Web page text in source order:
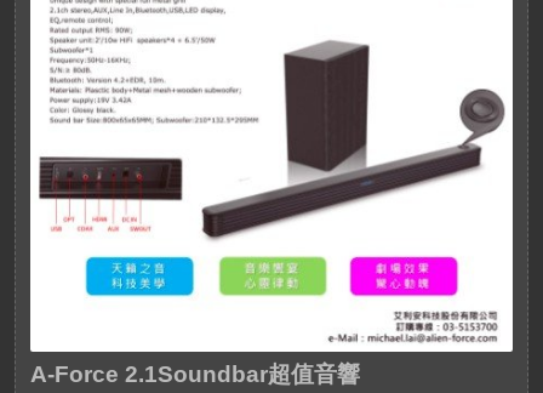
A-Force 2.1Soundbar超值音響